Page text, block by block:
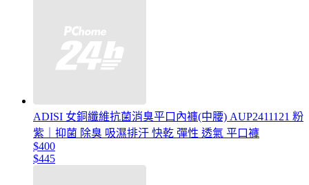
ADISI 女銅纖維抗菌消臭平口內褲(中腰) AUP2411121 粉
紫｜抑菌 除臭 吸濕排汗 快乾 彈性 透氣 平口褲
$400
$445